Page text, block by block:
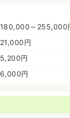
180,000～255,000
21,000円
5,200円
6,000円